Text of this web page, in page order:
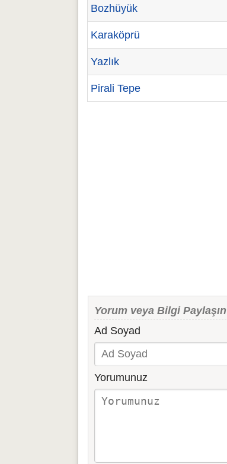
Bozhüyük
Karaköprü
Yazlık
Pirali Tepe
Yorum veya Bilgi Paylaşın
Ad Soyad
Yorumunuz